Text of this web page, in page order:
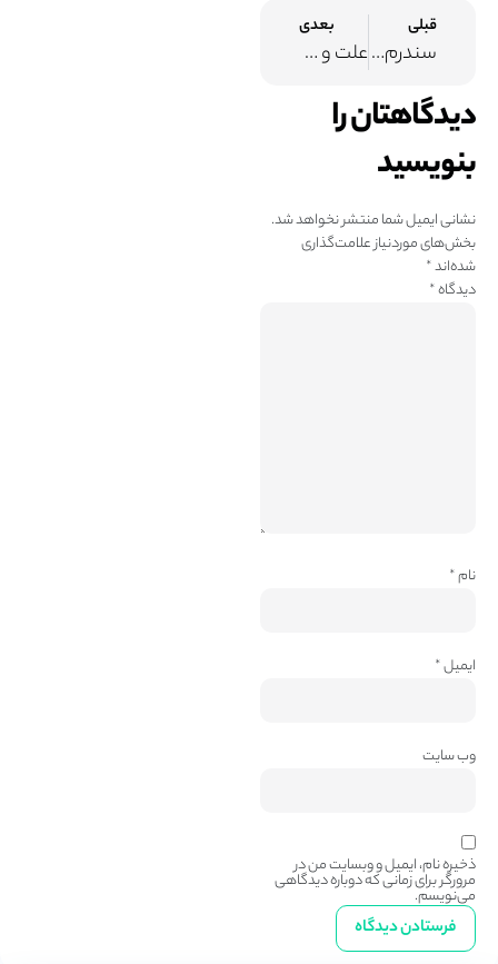
قبلی
سندرم کتف صدا دهنده چیست
بعدی
علت و درمان زانو درد در بارداری
دیدگاهتان را
بنویسید
نشانی ایمیل شما منتشر نخواهد شد.
بخش‌های موردنیاز علامت‌گذاری
شده‌اند*
دیدگاه*
نام*
ایمیل*
وب‌ سایت
ذخیره نام، ایمیل و وبسایت من در
مرورگر برای زمانی که دوباره دیدگاهی
می‌نویسم.